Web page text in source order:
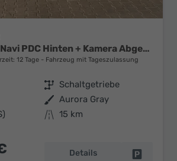
Pure 1.2 MPI / Navi PDC Hinten + Kamera Abgedunkelte Scheiben Tempomat Alu 16"
12 Tage Fahrzeug mit Tageszulassung
Getriebe Schaltgetriebe
Außenfarbe Aurora Gray
Kilometerstand 15 km
Details